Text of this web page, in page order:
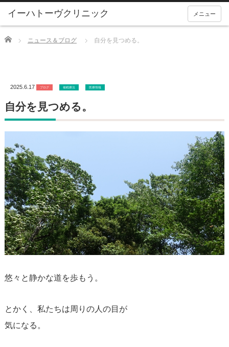
メニュー
Home ニュース＆ブログ 自分を見つめる。
2025.6.17 ブログ 催眠療法 医療情報
自分を見つめる。
悠々と静かな道を歩もう。
とかく、私たちは周りの人の目が
気になる。